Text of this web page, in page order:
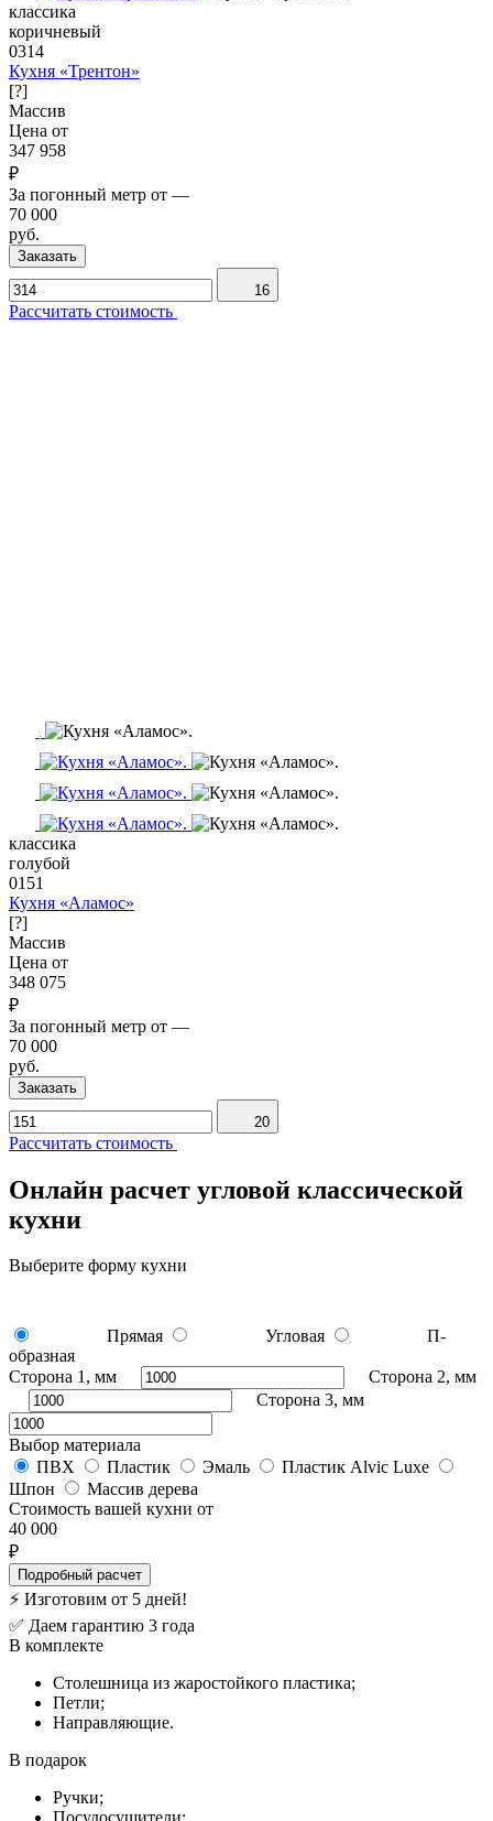
классика
коричневый
0314
Кухня «Трентон»
[?]
Массив
Цена от
347 958
₽
За погонный метр от —
70 000
руб.
Заказать
16
Рассчитать стоимость
классика
голубой
0151
Кухня «Аламос»
[?]
Массив
Цена от
348 075
₽
За погонный метр от —
70 000
руб.
Заказать
20
Рассчитать стоимость
Онлайн расчет угловой классической
кухни
Выберите форму кухни
Прямая Угловая
П-
образная
Сторона 1, мм
Сторона 2, мм
Сторона 3, мм
Выбор материала
ПВХ
Пластик Эмаль
Пластик Alvic Luxe
Шпон
Массив дерева
Стоимость вашей кухни от
40 000
₽
Подробный расчет
⚡ Изготовим от 5 дней!
✅ Даем гарантию 3 года
В комплекте
Столешница из жаростойкого пластика;
Петли;
Направляющие.
В подарок
Ручки;